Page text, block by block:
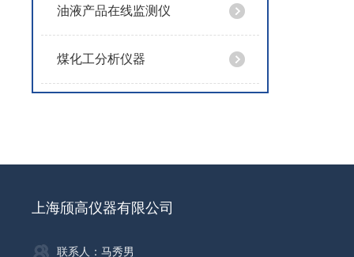
油液产品在线监测仪
煤化工分析仪器
上海颀高仪器有限公司
联系人：马秀男